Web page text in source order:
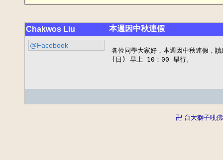
Chakwos Liu 本週因中秋連假
@Facebook
各位同學大家好，本週因中秋連假
(日) 早上 10：00 舉行。
卍 台大獅子吼